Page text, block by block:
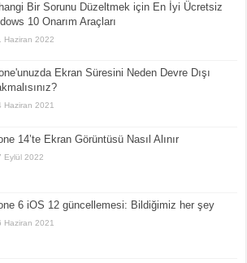
Bir Sorunu Düzeltmek için En İyi Ücretsiz
10 Onarım Araçları
Haziran 2022
Ekran Süresini Neden Devre Dışı
Haziran 2021
14’te Ekran Görüntüsü Nasıl Alınır
Eylül 2022
6 iOS 12 güncellemesi: Bildiğimiz her şey
Haziran 2021